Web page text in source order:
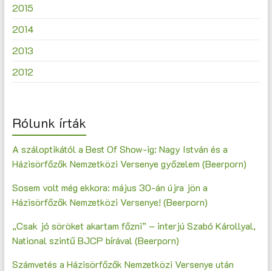
2015
2014
2013
2012
Rólunk írták
A száloptikától a Best Of Show-ig: Nagy István és a
Házisörfőzők Nemzetközi Versenye győzelem (Beerporn)
Sosem volt még ekkora: május 30-án újra jön a
Házisörfőzők Nemzetközi Versenye! (Beerporn)
„Csak jó söröket akartam főzni” – interjú Szabó Károllyal,
National szintű BJCP bírával (Beerporn)
Számvetés a Házisörfőzők Nemzetközi Versenye után